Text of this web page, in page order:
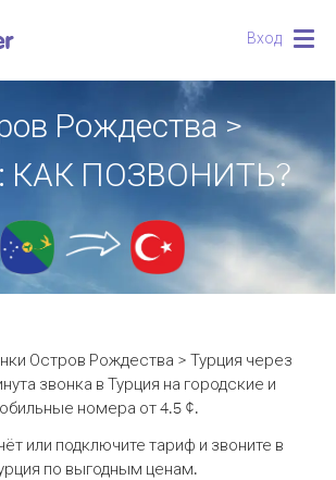
Вход
Рождества >
КАК ПОЗВОНИТЬ?
Остров Рождества > Турция через
звонка в Турция на городские и
номера от 4.5 ¢.
или подключите тариф и звоните в
по выгодным ценам.